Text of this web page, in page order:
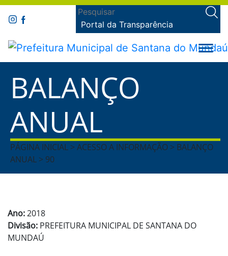
Portal da Transparência
BALANÇO
ANUAL
PÁGINA INICIAL > ACESSO A INFORMAÇÃO > BALANÇO
ANUAL > 90
Ano:2018
Divisão: PREFEITURA MUNICIPAL DE SANTANA DO
MUNDAÚ